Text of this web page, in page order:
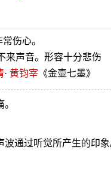
伤心。
来声音。形容十分悲伤
· 黄钧宰 《金壶七墨》
波通过听觉所产生的印